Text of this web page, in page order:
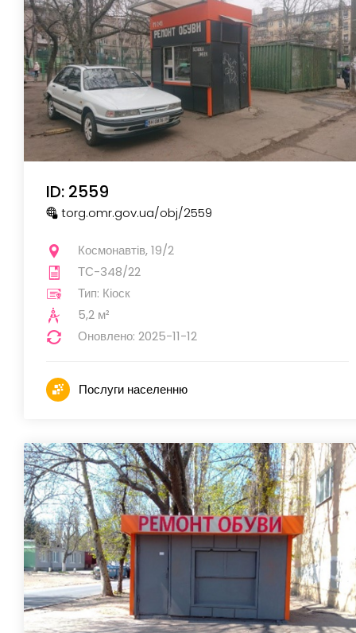
ID: 2559
torg.omr.gov.ua/obj/2559
Космонавтів, 19/2
ТС-348/22
Тип: Кіоск
5,2 м²
Оновлено: 2025-11-12
Послуги населенню